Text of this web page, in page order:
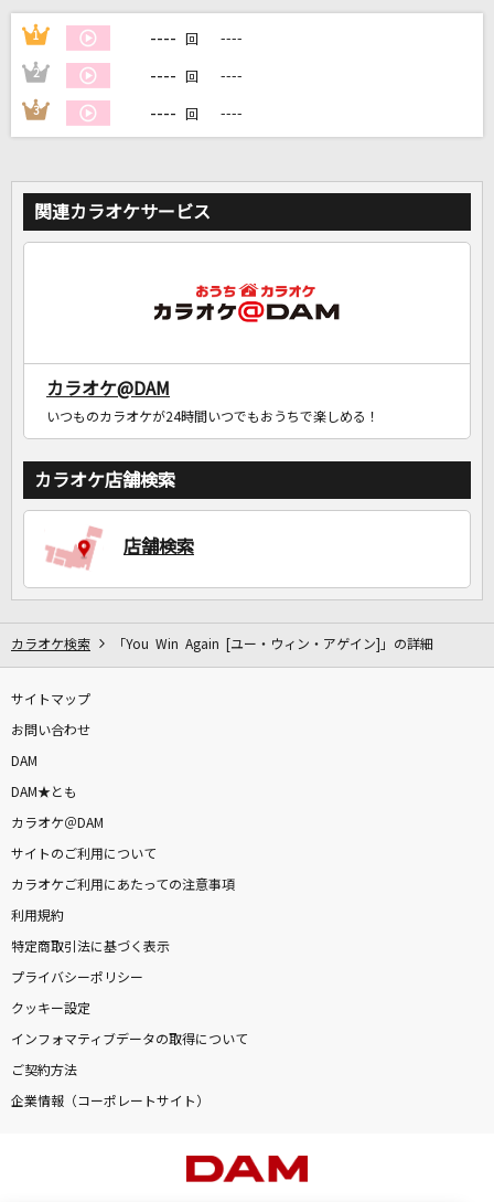
聖飢魔Ⅱ
カラオケをもっと楽しもう！
自宅でカラオケ歌い放題！
家族や友達と一緒に！練習にも！
1 ---- 回 ----
2 ---- 回 ----
3 ---- 回 ----
関連カラオケサービス
カラオケ@DAM
いつものカラオケが24時間いつでもおうちで楽しめる！
カラオケ店舗検索
店舗検索
カラオケ検索 「You Win Again [ユー・ウィン・アゲイン]」の詳細
サイトマップ
お問い合わせ
DAM
DAM★とも
カラオケ＠DAM
サイトのご利用について
カラオケご利用にあたっての注意事項
利用規約
特定商取引法に基づく表示
プライバシーポリシー
クッキー設定
インフォマティブデータの取得について
ご契約方法
企業情報（コーポレートサイト）